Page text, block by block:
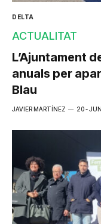
DELTA
ACTUALITAT
L’Ajuntament
anuals per
Blau
JAVIER MARTÍNEZ 20 -